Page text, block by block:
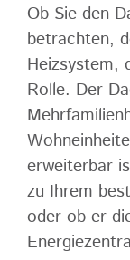
Ob Sie den
betrachten,
Heizsystem,
Rolle. Der
erweiterbar
zu Ihrem
oder ob er